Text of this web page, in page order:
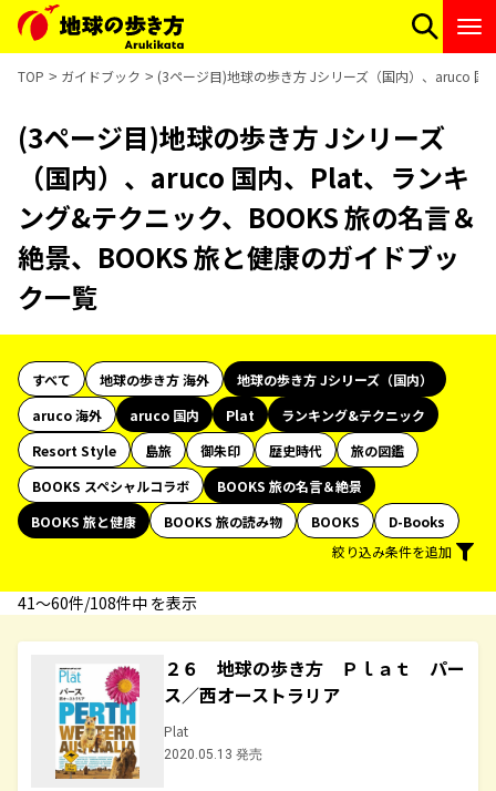
TOP ガイドブック (3ページ目)地球の歩き方 Jシリーズ（国内）、aruco
(3ページ目)地球の歩き方 Jシリーズ
（国内）、aruco 国内、Plat、ランキ
ング&テクニック、BOOKS 旅の名言＆
絶景、BOOKS 旅と健康のガイドブッ
ク一覧
すべて 地球の歩き方 海外
地球の歩き方 Jシリーズ（国内）
aruco 海外
aruco 国内 Plat
ランキング&テクニック
Resort Style
島旅 御朱印 歴史時代
旅の図鑑
BOOKS スペシャルコラボ
BOOKS 旅の名言＆絶景
BOOKS 旅と健康
BOOKS 旅の読み物 BOOKS
D-Books
絞り込み条件を追加
41〜60件/108件中 を表示
２６ 地球の歩き方 Ｐｌａｔ パー
ス／西オーストラリア
Plat
2020.05.13 発売